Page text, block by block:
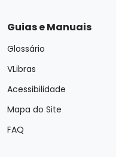
Guias e Manuais
Glossário
VLibras
Acessibilidade
Mapa do Site
FAQ